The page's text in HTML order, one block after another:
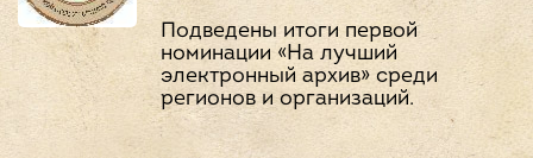
Подведены итоги первой
номинации «На лучший
электронный архив» среди
регионов и организаций.